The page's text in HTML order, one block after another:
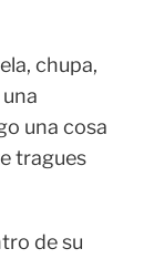
chupa,
una
una cosa
tragues
de su